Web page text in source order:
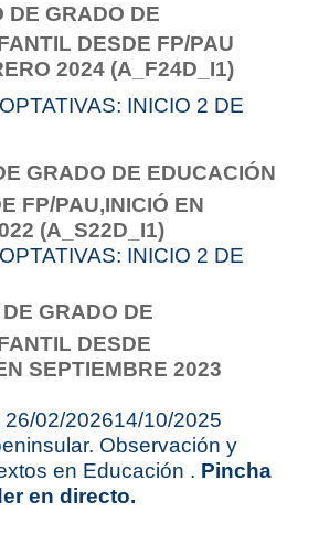
DE GRADO DE
DESDE FP/PAU
2024 (A_F24D_I1)
INICIO 2 DE
GRADO DE EDUCACIÓN
FP/PAU,INICIÓ EN
(A_S22D_I1)
INICIO 2 DE
GRADO DE
DESDE
SEPTIEMBRE 2023
02/202614/10/2025
Observación y
en Educación . Pincha
en directo.